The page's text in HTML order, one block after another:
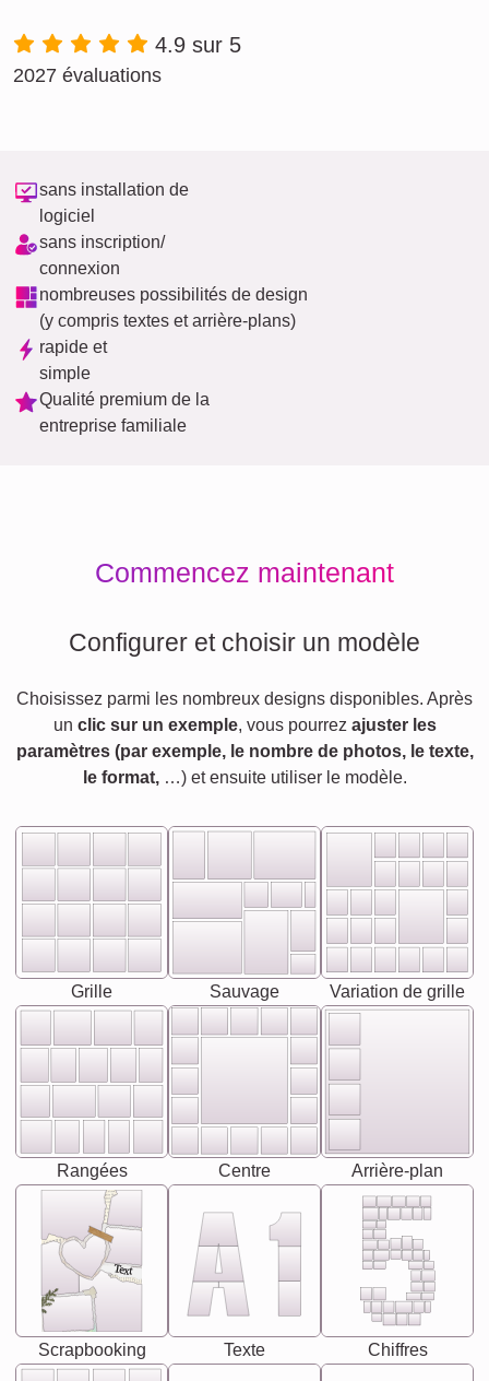
4.9 sur 5
2027 évaluations
sans installation de
logiciel
sans inscription/
connexion
nombreuses possibilités de design
(y compris textes et arrière-plans)
rapide et
simple
Qualité premium de la
entreprise familiale
Commencez maintenant
Configurer et choisir un modèle
Choisissez parmi les nombreux designs disponibles. Après
un clic sur un exemple, vous pourrez ajuster les
paramètres (par exemple, le nombre de photos, le texte,
le format,…) et ensuite utiliser le modèle.
Grille Sauvage Variation de grille
Rangées Centre Arrière-plan
Text
Scrapbooking Texte Chiffres